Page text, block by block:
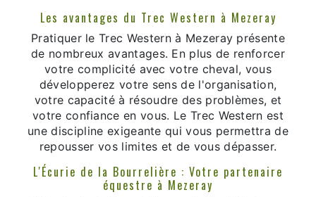
Les avantages du Trec Western à Mezeray
Pratiquer le Trec Western à Mezeray présente
de nombreux avantages. En plus de renforcer
votre complicité avec votre cheval, vous
développerez votre sens de l'organisation,
votre capacité à résoudre des problèmes, et
votre confiance en vous. Le Trec Western est
une discipline exigeante qui vous permettra de
repousser vos limites et de vous dépasser.
L'Écurie de la Bourrelière : Votre partenaire
équestre à Mezeray